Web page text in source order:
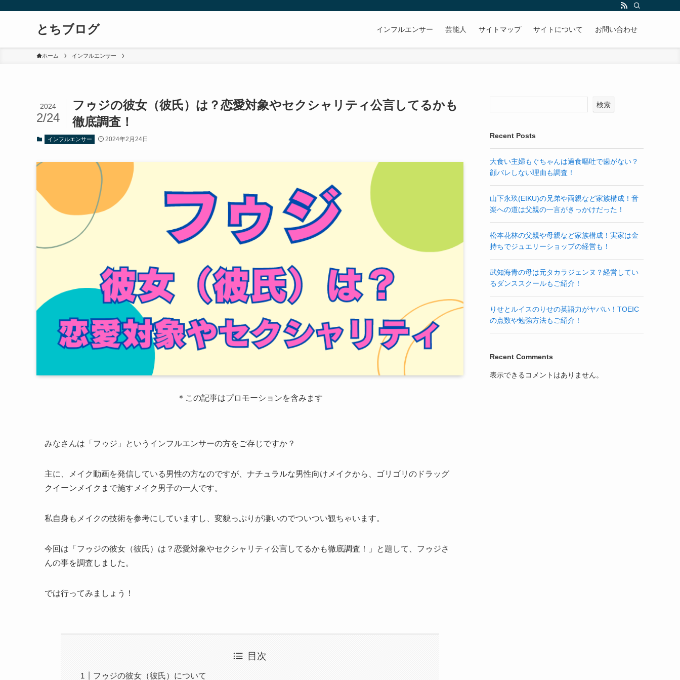
とちブログ インフルエンサー 芸能人 サイトマップ サイトについて お問い合わせ
ホーム インフルエンサー
フゥジの彼女（彼氏）は？恋愛対象やセクシャリティ公言してるかも
徹底調査！
2024
2/24
インフルエンサー 2024年2月24日
＊この記事はプロモーションを含みます
みなさんは「フゥジ」というインフルエンサーの方をご存じですか？
主に、メイク動画を発信している男性の方なのですが、ナチュラルな男性向けメイクから、ゴリゴリのドラッグ
クイーンメイクまで施すメイク男子の一人です。
私自身もメイクの技術を参考にしていますし、変貌っぷりが凄いのでついつい観ちゃいます。
今回は「フゥジの彼女（彼氏）は？恋愛対象やセクシャリティ公言してるかも徹底調査！」と題して、フゥジさ
んの事を調査しました。
では行ってみましょう！
目次
フゥジの彼女（彼氏）について
検索
Recent Posts
大食い主婦もぐちゃんは過食嘔吐で歯がない？
顔バレしない理由も調査！
山下永玖(EIKU)の兄弟や両親など家族構成！音
楽への道は父親の一言がきっかけだった！
松本花林の父親や母親など家族構成！実家は金
持ちでジュエリーショップの経営も！
武知海青の母は元タカラジェンヌ？経営してい
るダンススクールもご紹介！
りせとルイスのりせの英語力がヤバい！TOEIC
の点数や勉強方法もご紹介！
Recent Comments
表示できるコメントはありません。